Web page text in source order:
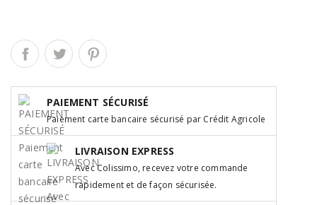
PAIEMENT SÉCURISÉ
Paiement carte bancaire sécurisé par Crédit Agricole
LIVRAISON EXPRESS
Avec Colissimo, recevez votre commande
rapidement et de façon sécurisée.